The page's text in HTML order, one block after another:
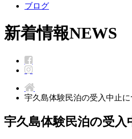
ブログ
新着情報NEWS
宇久島体験民泊の受入中止に
宇久島体験民泊の受